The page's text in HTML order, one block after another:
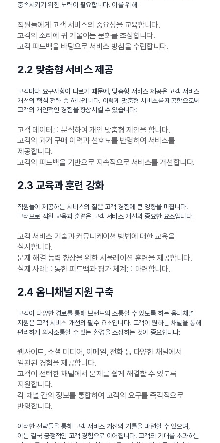
충족시키기 위한 노력이 필요합니다. 이를 위해:
직원들에게 고객 서비스의 중요성을 교육합니다.
고객의 소리에 귀 기울이는 문화를 조성합니다.
고객 피드백을 바탕으로 서비스 방침을 수립합니다.
2.2 맞춤형 서비스 제공
고객마다 요구사항이 다르기 때문에, 맞춤형 서비스 제공은 고객 서비스
개선의 핵심 전략 중 하나입니다. 이렇게 맞춤형 서비스를 제공함으로써
고객의 개인적인 경험을 향상시킬 수 있습니다:
고객 데이터를 분석하여 개인 맞춤형 제안을 합니다.
고객의 과거 구매 이력과 선호도를 반영하여 서비스를
제공합니다.
고객의 피드백을 기반으로 지속적으로 서비스를 개선합니다.
2.3 교육과 훈련 강화
직원들이 제공하는 서비스의 질은 고객 경험에 큰 영향을 미칩니다.
그러므로 직원 교육과 훈련은 고객 서비스 개선의 중요한 요소입니다:
고객 서비스 기술과 커뮤니케이션 방법에 대한 교육을
실시합니다.
문제 해결 능력 향상을 위한 시뮬레이션 훈련을 제공합니다.
실제 사례를 통한 피드백과 평가 체계를 마련합니다.
2.4 옴니채널 지원 구축
고객이 다양한 경로를 통해 브랜드와 소통할 수 있도록 하는 옴니채널
지원은 고객 서비스 개선의 필수 요소입니다. 고객이 원하는 채널을 통해
편리하게 의사소통할 수 있는 환경을 조성하는 것이 중요합니다:
웹사이트, 소셜 미디어, 이메일, 전화 등 다양한 채널에서
일관된 경험을 제공합니다.
고객이 선택한 채널에서 문제를 쉽게 해결할 수 있도록
지원합니다.
각 채널 간의 정보를 통합하여 고객의 요구를 즉각적으로
반영합니다.
이러한 전략들을 통해 고객 서비스 개선의 기틀을 마련할 수 있으며,
이는 결국 긍정적인 고객 경험으로 이어집니다. 고객의 기대를 초과하는